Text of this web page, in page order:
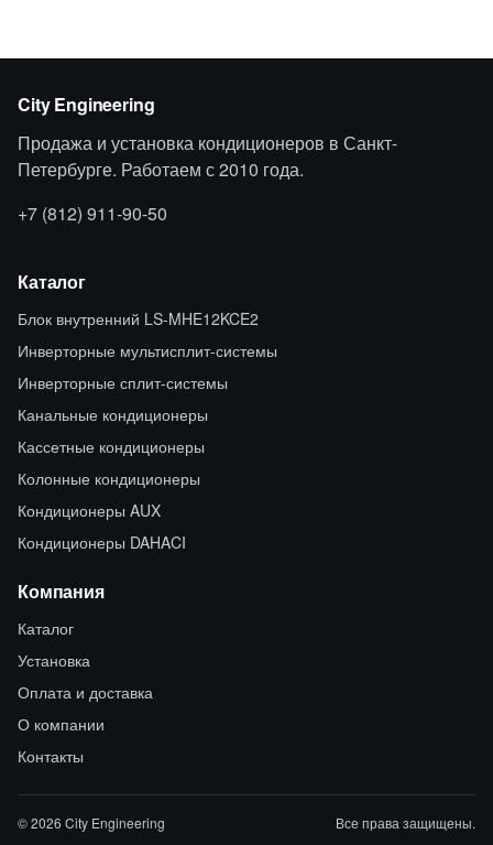
City Engineering
Продажа и установка кондиционеров в Санкт-
Петербурге. Работаем с 2010 года.
+7 (812) 911-90-50
Каталог
Блок внутренний LS-MHE12KCE2
Инверторные мультисплит-системы
Инверторные сплит-системы
Канальные кондиционеры
Кассетные кондиционеры
Колонные кондиционеры
Кондиционеры AUX
Кондиционеры DAHACI
Компания
Каталог
Установка
Оплата и доставка
О компании
Контакты
© 2026 City Engineering Все права защищены.